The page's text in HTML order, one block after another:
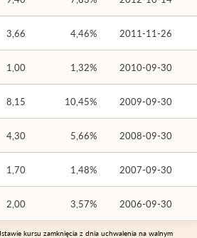
3,66 4,46% 2011-11-26
1,00 1,32% 2010-09-30
8,15 10,45% 2009-09-30
4,30 5,66% 2008-09-30
1,70 1,48% 2007-09-30
2,00 3,57% 2006-09-30
kursu zamknięcia z dnia uchwalenia na walnym